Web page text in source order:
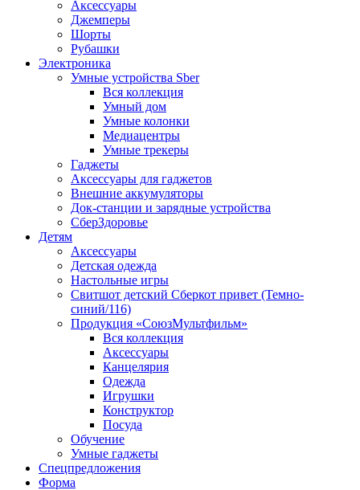
Аксессуары
Джемперы
Шорты
Рубашки
Электроника
Умные устройства Sber
Вся коллекция
Умный дом
Умные колонки
Медиацентры
Умные трекеры
Гаджеты
Аксессуары для гаджетов
Внешние аккумуляторы
Док-станции и зарядные устройства
СберЗдоровье
Детям
Аксессуары
Детская одежда
Настольные игры
Свитшот детский Сберкот привет (Темно-
синий/116)
Продукция «СоюзМультфильм»
Вся коллекция
Аксессуары
Канцелярия
Одежда
Игрушки
Конструктор
Посуда
Обучение
Умные гаджеты
Спецпредложения
Форма